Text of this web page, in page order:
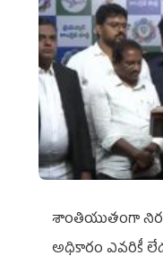
శాంతియుతంగా
అధికారం ఎవరికీ